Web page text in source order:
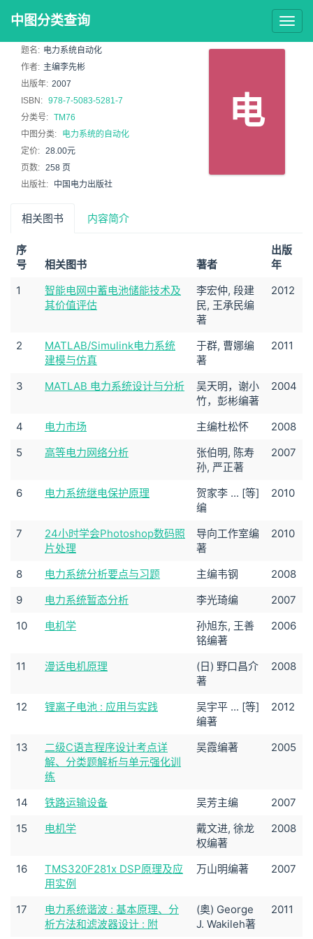
中图分类查询
电
题名: 电力系统自动化
作者: 主编李先彬
出版年: 2007
ISBN: 978-7-5083-5281-7
分类号: TM76
中图分类:
电力系统的自动化
定价: 28.00元
页数: 258 页
出版社:
中国电力出版社
相关图书 内容简介
序
号
相关图书 著者
出版
年
1
智能电网中蓄电池储能技术及
其价值评估
李宏仲, 段建
民, 王承民编
著
2012
2
MATLAB/Simulink电力系统
建模与仿真
于群, 曹娜编
著
2011
3 MATLAB 电力系统设计与分析
吴天明，谢小
竹，彭彬编著
2004
4 电力市场 主编杜松怀
2008
5
高等电力网络分析
张伯明, 陈寿
孙, 严正著
2007
6 电力系统继电保护原理
贺家李 ... [等]
编
2010
7
24小时学会Photoshop数码照
片处理
导向工作室编
著
2010
8 电力系统分析要点与习题 主编韦钢
2008
9
电力系统暂态分析 李光琦编
2007
10
电机学
孙旭东, 王善
铭编著
2006
11 漫话电机原理
(日) 野口昌介
著
2008
12 锂离子电池 : 应用与实践
吴宇平 ... [等]
编著
2012
13
二级C语言程序设计考点详
解、分类题解析与单元强化训
练
吴霞编著 2005
14 铁路运输设备 吴芳主编
2007
15
电机学
戴文进, 徐龙
权编著
2008
16
TMS320F281x DSP原理及应
用实例
万山明编著 2007
17
电力系统谐波 : 基本原理、分
析方法和滤波器设计 : 附
(奥) George
J. Wakileh著
2011